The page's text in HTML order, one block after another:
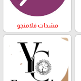
مشدات فلامنجو